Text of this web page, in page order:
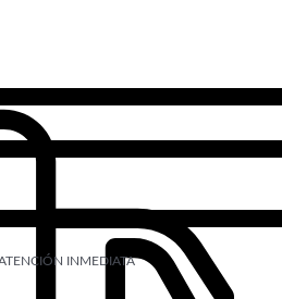
INMEDIATA